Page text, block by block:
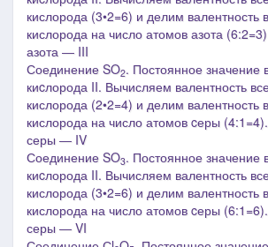
кислорода (3•2=6) и делим валентность
кислорода на число атомов азота
азота ― III
Соединение SO2. Постоянное значение
киcлорода II. Вычисляем валентность
кислорода (2•2=4) и делим валентность
кислорода на число атомов cеры
серы ― IV
Соединение SO3. Постоянное значение
киcлорода II. Вычисляем валентность
кислорода (3•2=6) и делим валентность
кислорода на число атомов cеры
серы ― VI